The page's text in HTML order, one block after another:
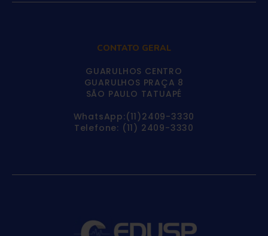
CONTATO GERAL
GUARULHOS CENTRO
GUARULHOS PRAÇA 8
SÃO PAULO TATUAPÉ
WhatsApp:(11)2409-3330
Telefone: (11) 2409-3330